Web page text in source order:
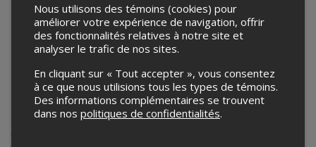
The Rhythm Of Cabaret - La
relève
THE RHYTHM OF CABARET — La relève
Le 8 juillet prochain,The Rhythm of Cabaret
Nous utilisons des témoins (cookies) pour
améliorer votre expérience de navigation, offrir
des fonctionnalités relatives à notre site et
analyser le trafic de nos sites.
En cliquant sur « Tout accepter », vous consentez
à ce que nous utilisions tous les types de témoins.
Des informations complémentaires se trouvent
dans nos politiques de confidentialités.